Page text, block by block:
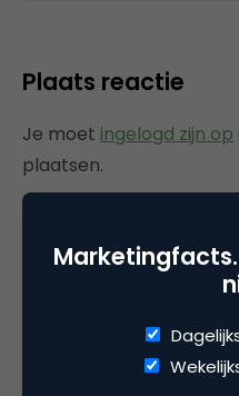
Plaats reactie
Je moet ingelogd zijn op
plaatsen.
Gerelateerde
AI-
Marketingfacts.